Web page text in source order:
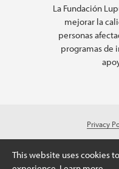
La Fundación
mejorar la
personas
programas de
Privacy
© 2026 Lupus
Charitable organization with
This website uses cookies